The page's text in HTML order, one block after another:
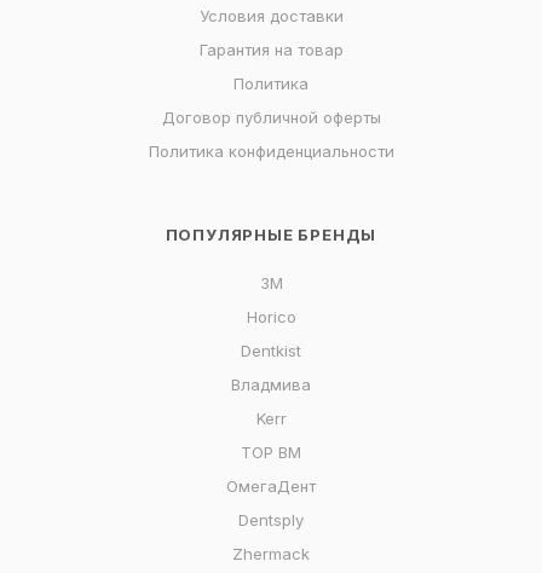
Условия доставки
Гарантия на товар
Политика
Договор публичной оферты
Политика конфиденциальности
ПОПУЛЯРНЫЕ БРЕНДЫ
3M
Horico
Dentkist
Владмива
Kerr
ТОР ВМ
ОмегаДент
Dentsply
Zhermack